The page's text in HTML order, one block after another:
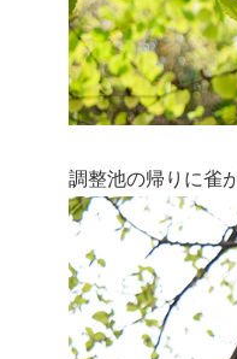
調整池の帰りに雀